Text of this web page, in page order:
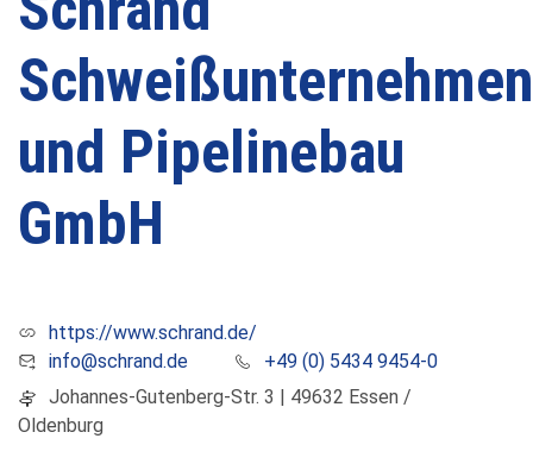
Schweißunternehmen
und Pipelinebau
GmbH
https://www.schrand.de/
info@schrand.de
+49 (0) 5434 9454-0
Johannes-Gutenberg-Str. 3 | 49632 Essen /
Oldenburg